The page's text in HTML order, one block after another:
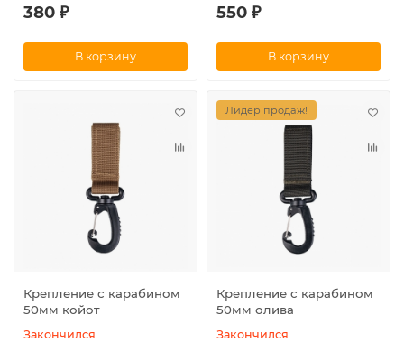
380 ₽
В корзину
550 ₽
В корзину
Крепление с карабином
50мм койот
Закончился
Лидер продаж!
Крепление с карабином
50мм олива
Закончился